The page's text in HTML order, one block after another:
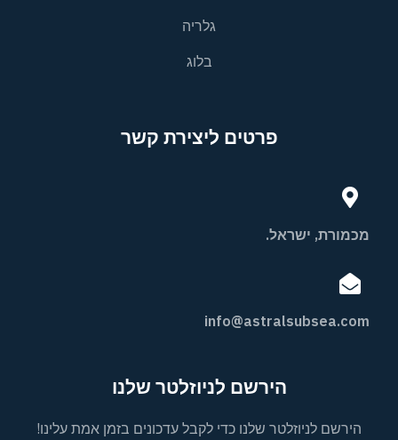
גלריה
בלוג
פרטים ליצירת קשר
מכמורת, ישראל.
info@astralsubsea.com
הירשם לניוזלטר שלנו
הירשם לניוזלטר שלנו כדי לקבל עדכונים בזמן אמת עלינו!